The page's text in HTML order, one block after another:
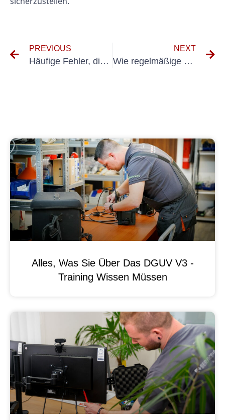
PREVIOUS
Häufige Fehler, die Sie bei der Durchführung von Messungen nach VDE 701 702 vermeiden sollten
NEXT
Wie regelmäßige Schulungen die Arbeitssicherheit UVV am Arbeitsplatz verbessern können
Alles, Was Sie Über Das DGUV V3 -
Training Wissen Müssen